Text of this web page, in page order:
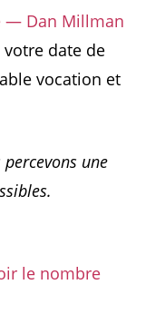
— Dan Millman
votre date de
vocation et
percevons une
le nombre